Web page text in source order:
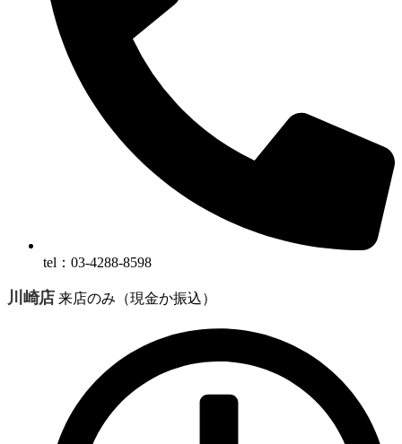
tel：03-4288-8598
川崎店 来店のみ（現金か振込）